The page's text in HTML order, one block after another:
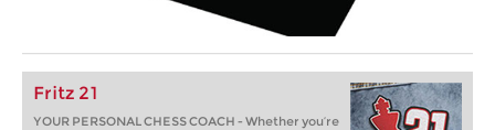
Fritz 21
YOUR PERSONAL CHESS COACH - Whether you’re